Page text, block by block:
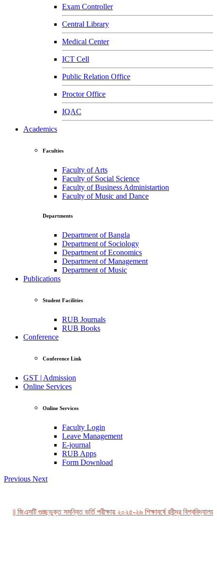
Exam Controller
Central Library
Medical Center
ICT Cell
Public Relation Office
Proctor Office
IQAC
Academics
Faculties
Faculty of Arts
Faculty of Social Science
Faculty of Business Administartion
Faculty of Music and Dance
Departments
Department of Bangla
Department of Sociology
Department of Economics
Department of Management
Department of Music
Publications
Student Facilities
RUB Journals
RUB Books
Conference
Conference Link
GST | Admission
Online Services
Online Services
Faculty Login
Leave Management
E-journal
RUB Apps
Form Download
Previous Next
|| জিএসটি গুচ্ছভুক্ত সমন্বিত ভর্তি পরীক্ষায় ২০২৫-২৬ শিক্ষাবর্ষে রবীন্দ্র